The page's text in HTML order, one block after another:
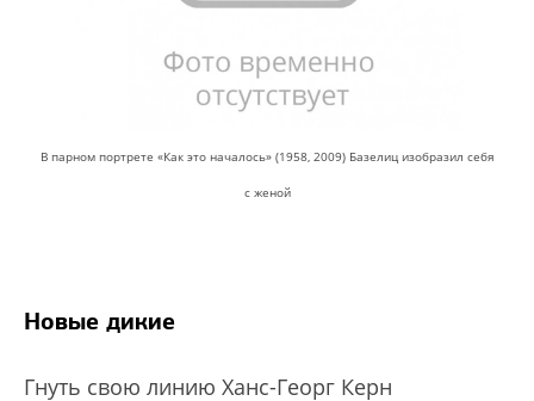
В парном портрете «Как это началось» (1958, 2009) Базелиц изобразил себя
с женой
Новые дикие
Гнуть свою линию Ханс-Георг Керн